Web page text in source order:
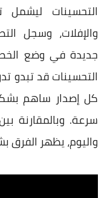
التحسينات ليشمل
والإفلات، وسجل
جديدة في وضع
التحسينات قد تبدو
كل إصدار ساهم
واليوم، يظهر الفرق